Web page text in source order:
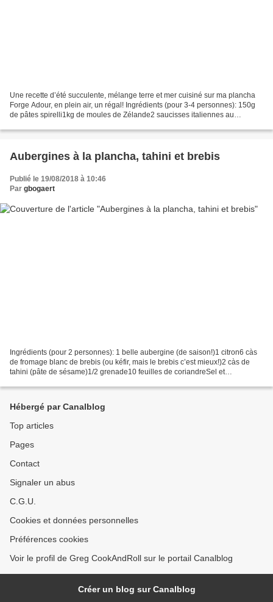
Une recette d’été succulente, mélange terre et mer cuisiné sur ma plancha
Forge Adour, en plein air, un régal! Ingrédients (pour 3-4 personnes): 150g
de pâtes spirelli1kg de moules de Zélande2 saucisses italiennes au
Aubergines à la plancha, tahini et brebis
Publié le 19/08/2018 à 10:46
Par gbogaert
Ingrédients (pour 2 personnes): 1 belle aubergine (de saison!)1 citron6 càs
de fromage blanc de brebis (ou kéfir, mais le brebis c’est mieux!)2 càs de
tahini (pâte de sésame)1/2 grenade10 feuilles de coriandreSel et
Hébergé par Canalblog
Top articles
Pages
Contact
Signaler un abus
C.G.U.
Cookies et données personnelles
Préférences cookies
Voir le profil de Greg CookAndRoll sur le portail Canalblog
Créer un blog sur Canalblog